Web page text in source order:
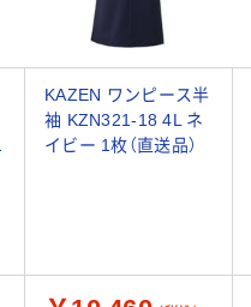
KAZEN ワンピース半
袖 KZN321-18 4L ネ
イビー 1枚（直送品）